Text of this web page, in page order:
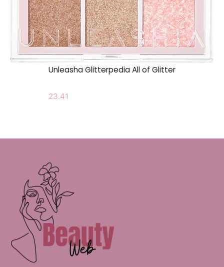
Unleasha Glitterpedia All of Glitter
23.41